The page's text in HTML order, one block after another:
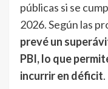
públicas si se
2026. Según las
prevé un
PBI, lo que
incurrir en déficit.